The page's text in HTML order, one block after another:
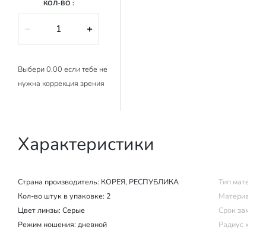
КОЛ-ВО :
− +
Выбери 0,00 если тебе не
нужна коррекция зрения
Характеристики
Страна производитель: КОРЕЯ, РЕСПУБЛИКА
Кол-во штук в упаковке: 2
Цвет линзы: Серые
Режим ношения: дневной
Тип
Материал
Срок замены
Радиус